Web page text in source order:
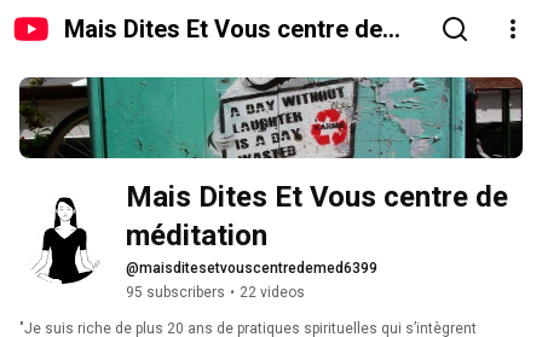
Mais Dites Et Vous centre de
Mais Dites Et Vous centre de
méditation
@maisditesetvouscentredemed6399
95 subscribers • 22 videos
"Je suis riche de plus 20 ans de pratiques spirituelles qui s’intègrent